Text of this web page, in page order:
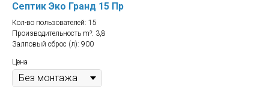
Септик Эко Гранд 15 Пр
Кол-во пользователей: 15
Производительность m³: 3,8
Залповый сброс (л): 900
Цена